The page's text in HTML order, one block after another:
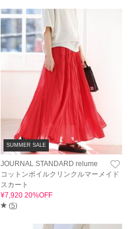
SUMMER SALE
JOURNAL STANDARD relume
コットンボイルクリンクルマーメイド
スカート
¥7,920 20%OFF
(5)